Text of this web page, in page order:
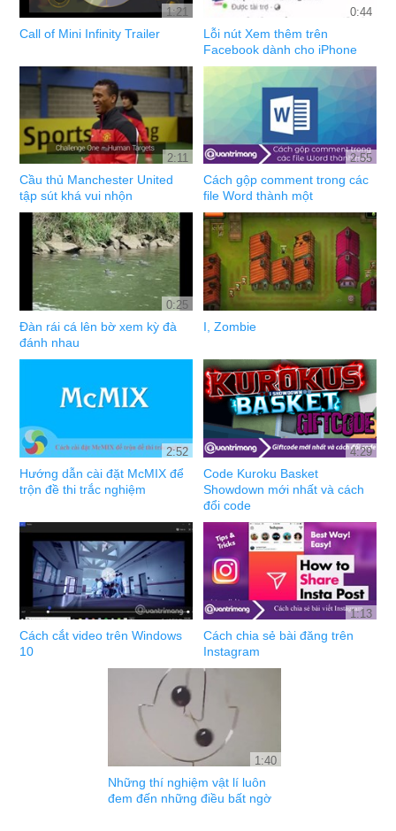
1:21
Call of Mini Infinity Trailer
0:44
Lỗi nút Xem thêm trên
Facebook dành cho iPhone
2:11
Cầu thủ Manchester United
tập sút khá vui nhộn
2:55
Cách gộp comment trong các
file Word thành một
0:25
Đàn rái cá lên bờ xem kỳ đà
đánh nhau
I, Zombie
2:52
Hướng dẫn cài đặt McMIX để
trộn đề thi trắc nghiệm
4:29
Code Kuroku Basket
Showdown mới nhất và cách
đổi code
Cách cắt video trên Windows
10
1:13
Cách chia sẻ bài đăng trên
Instagram
1:40
Những thí nghiệm vật lí luôn
đem đến những điều bất ngờ